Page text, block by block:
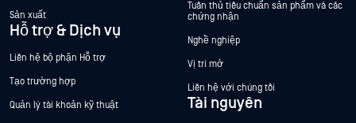
Sản xuất
Hỗ trợ & Dịch vụ
Liên hệ bộ phận Hỗ trợ
Tạo trường hợp
Quản lý tài khoản kỹ thuật
Tuân thủ tiêu chuẩn sản phẩm và các
chứng nhận
Nghề nghiệp
Vị trí mở
Liên hệ với chúng tôi
Tài nguyên